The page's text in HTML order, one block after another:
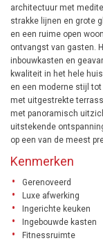
architectuur met
strakke lijnen en grote
en een ruime open
ontvangst van gasten.
inbouwkasten en
kwaliteit in het hele
en een moderne stijl
met uitgestrekte
met panoramisch
uitstekende
op een van de meest
Kenmerken
Gerenoveerd
Luxe afwerking
Ingerichte keuken
Ingebouwde kasten
Fitnessruimte